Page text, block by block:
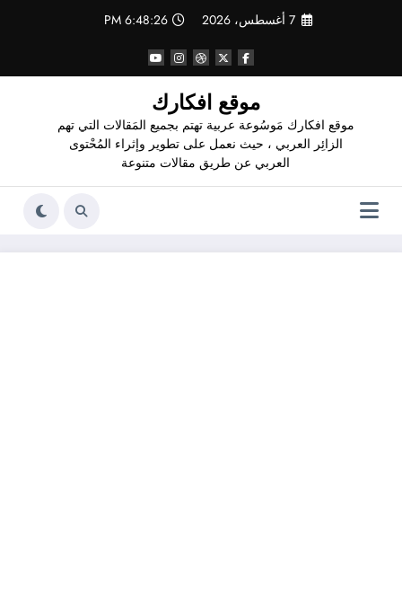
7 أغسطس، 2026 6:48:27 PM
موقع افكارك
موقع افكارك مَوسُوعة عربية تهتم بجميع المَقالات التي تهم
الزائِر العربي ، حيث نعمل على تطوير وإثراء المُحْتوى
العربي عن طريق مقالات متنوعة